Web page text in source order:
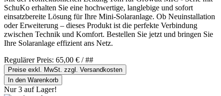
SchuKo erhalten Sie eine hochwertige, langlebige und sofort
einsatzbereite Lösung für Ihre Mini-Solaranlage. Ob Neuinstallation
oder Erweiterung – dieses Produkt ist die perfekte Verbindung
zwischen Technik und Komfort. Bestellen Sie jetzt und bringen Sie
Ihre Solaranlage effizient ans Netz.
Regulärer Preis: 65,00 € / ##
Preise exkl. MwSt. zzgl. Versandkosten
In den Warenkorb
Nur 3 auf Lager!